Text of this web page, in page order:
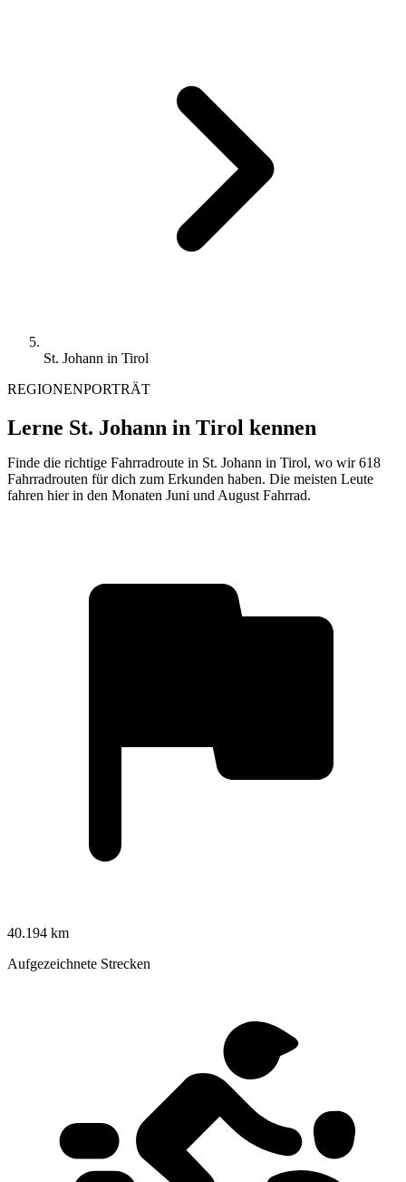
St. Johann in Tirol
REGIONENPORTRÄT
Lerne St. Johann in Tirol kennen
Finde die richtige Fahrradroute in St. Johann in Tirol, wo wir 618
Fahrradrouten für dich zum Erkunden haben. Die meisten Leute
fahren hier in den Monaten Juni und August Fahrrad.
40.194 km
Aufgezeichnete Strecken